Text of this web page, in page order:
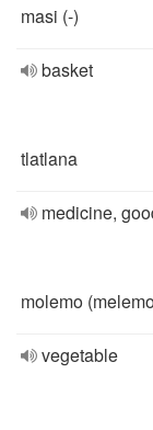
masi (-)
basket
tlatlana
medicine,
molemo
vegetable